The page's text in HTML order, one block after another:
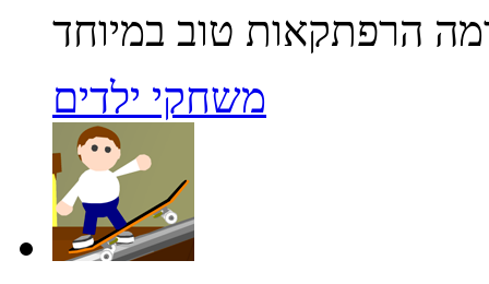
משחקי ילדים